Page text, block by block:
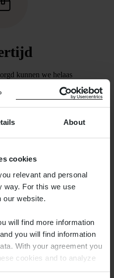
About
cookies
relevant and personal
way. For this we use
our website.
will find more information
you will find information
With your agreement you
cookies and to analyze
kunnen we helaas
wel dat de bestelling
Zodra dat het
kunt volgen.
product besteld?
kort berichtje aan
is voldoende. Daarna